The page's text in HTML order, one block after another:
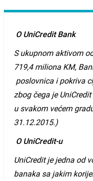
O UniCredit Bank
S ukupnom aktivom
719,4miliona KM,
poslovnica i pokriva
zbogčega je UniCredit
u svakom većem
31.12.2015.)
O UniCredit-u
UniCredit je jedna od
banaka sa jakim